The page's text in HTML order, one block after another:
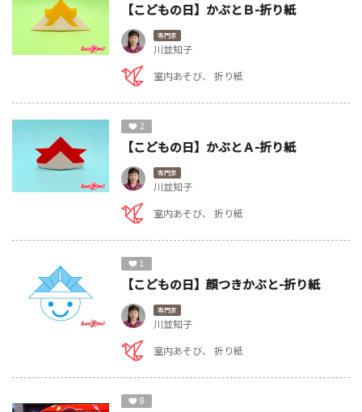
【こどもの日】かぶとＢ-折り紙
専門家
川並知子
室内あそび
折り紙
2
【こどもの日】かぶとＡ-折り紙
専門家
川並知子
室内あそび
折り紙
1
【こどもの日】顔つきかぶと-折り紙
専門家
川並知子
室内あそび
折り紙
8